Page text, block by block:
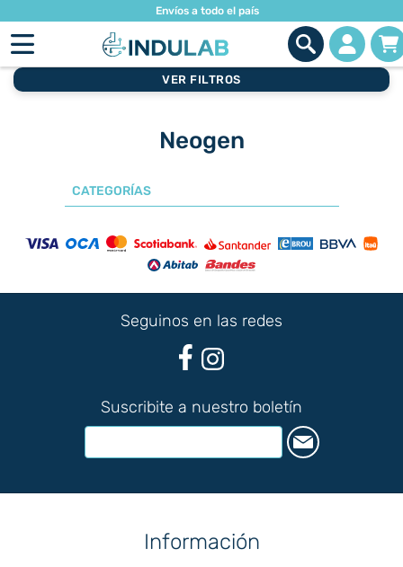
Envíos a todo el país
VER FILTROS
Neogen
CATEGORÍAS
Seguinos en las redes
Suscribite a nuestro boletín
Información